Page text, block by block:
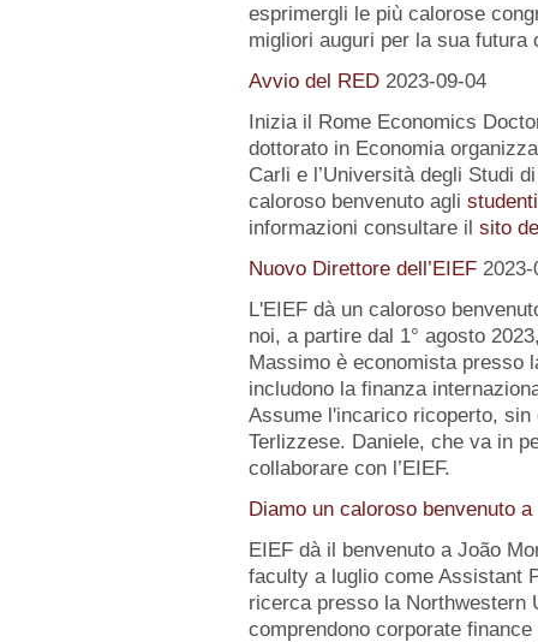
esprimergli le più calorose
migliori auguri per la sua futura
Avvio del RED 2023-09-04
Inizia il Rome Economics
dottorato in Economia
Carli e l’Università degli Studi
caloroso benvenuto agli
informazioni consultare il sito
Nuovo Direttore dell’EIEF 2023-
L'EIEF dà un caloroso
noi, a partire dal 1° agosto
Massimo è economista presso
includono la finanza
Assume l'incarico ricoperto, sin
Terlizzese. Daniele, che va in
collaborare con l’EIEF.
Diamo un caloroso benvenuto
EIEF dà il benvenuto a João
faculty a luglio come Assistant
ricerca presso la
comprendono corporate